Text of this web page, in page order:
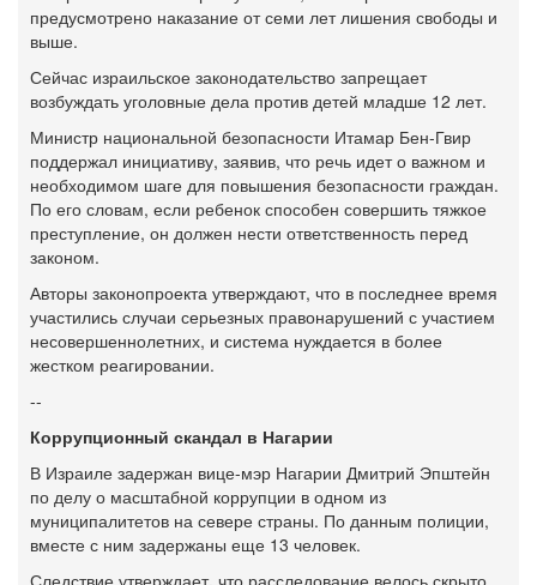
предусмотрено наказание от семи лет лишения свободы и
выше.
Сейчас израильское законодательство запрещает
возбуждать уголовные дела против детей младше 12 лет.
Министр национальной безопасности Итамар Бен-Гвир
поддержал инициативу, заявив, что речь идет о важном и
необходимом шаге для повышения безопасности граждан.
По его словам, если ребенок способен совершить тяжкое
преступление, он должен нести ответственность перед
законом.
Авторы законопроекта утверждают, что в последнее время
участились случаи серьезных правонарушений с участием
несовершеннолетних, и система нуждается в более
жестком реагировании.
--
Коррупционный скандал в Нагарии
В Израиле задержан вице-мэр Нагарии Дмитрий Эпштейн
по делу о масштабной коррупции в одном из
муниципалитетов на севере страны. По данным полиции,
вместе с ним задержаны еще 13 человек.
Следствие утверждает, что расследование велось скрыто